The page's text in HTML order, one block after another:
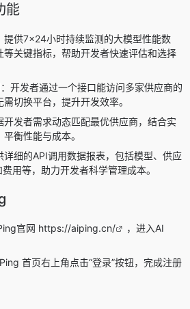
能
提供7×24小时持续监测的大模型性能数
等关键指标，帮助开发者快速评估和选择
：开发者通过一个接口能访问多家供应商的
切换平台，提升开发效率。
开发者需求动态匹配最优供应商，结合实
衡性能与成本。
详细的API调用数据报表，包括模型、供应
用等，助力开发者科学管理成本。
官网 https://aiping.cn/
，进入AI
首页右上角点击“登录”按钮，完成注册